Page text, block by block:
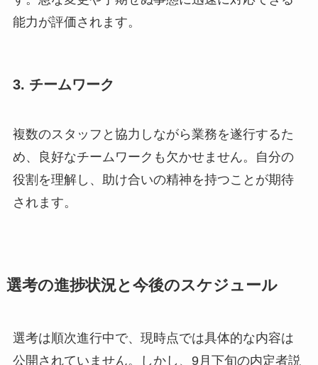
能力が評価されます。
3. チームワーク
複数のスタッフと協力しながら業務を遂行するた
め、良好なチームワークも欠かせません。自分の
役割を理解し、助け合いの精神を持つことが期待
されます。
選考の進捗状況と今後のスケジュール
選考は順次進行中で、現時点では具体的な内容は
公開されていません。しかし、9月下旬の内定者説